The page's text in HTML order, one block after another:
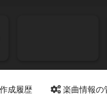
成履歴 楽曲情報の